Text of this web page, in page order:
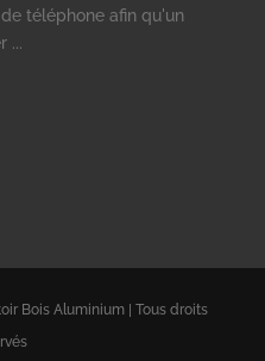
téléphone afin qu'un
...
Bois Aluminium | Tous droits